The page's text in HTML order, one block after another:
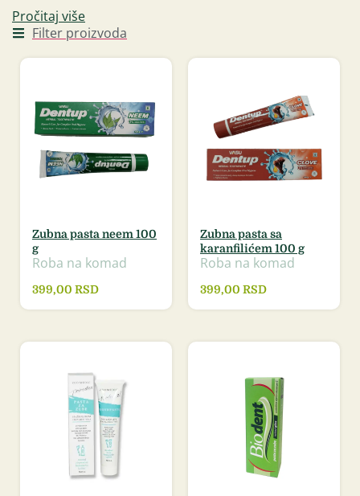
Pročitaj više
Filter proizvoda
Zubna pasta neem 100
g
Roba na komad
399,00 RSD
Zubna pasta sa
karanfilićem 100 g
Roba na komad
399,00 RSD